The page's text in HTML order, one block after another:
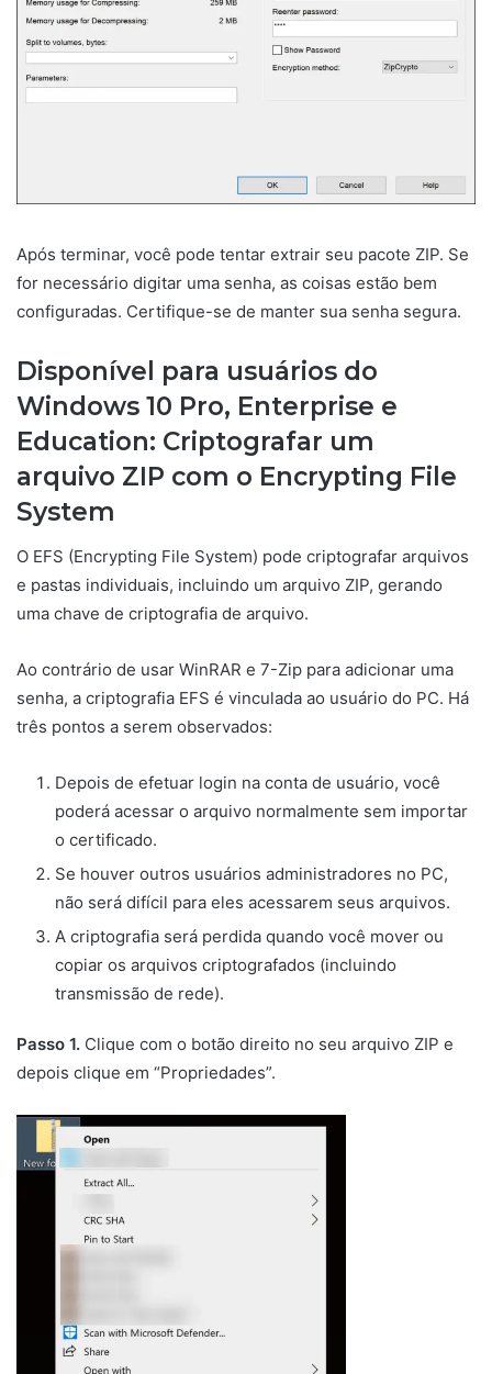
Após terminar, você pode tentar extrair seu pacote ZIP. Se
for necessário digitar uma senha, as coisas estão bem
configuradas. Certifique-se de manter sua senha segura.
Disponível para usuários do
Windows 10 Pro, Enterprise e
Education: Criptografar um
arquivo ZIP com o Encrypting File
System
O EFS (Encrypting File System) pode criptografar arquivos
e pastas individuais, incluindo um arquivo ZIP, gerando
uma chave de criptografia de arquivo.
Ao contrário de usar WinRAR e 7-Zip para adicionar uma
senha, a criptografia EFS é vinculada ao usuário do PC. Há
três pontos a serem observados:
Depois de efetuar login na conta de usuário, você
poderá acessar o arquivo normalmente sem importar
o certificado.
Se houver outros usuários administradores no PC,
não será difícil para eles acessarem seus arquivos.
A criptografia será perdida quando você mover ou
copiar os arquivos criptografados (incluindo
transmissão de rede).
Passo 1. Clique com o botão direito no seu arquivo ZIP e
depois clique em “Propriedades”.